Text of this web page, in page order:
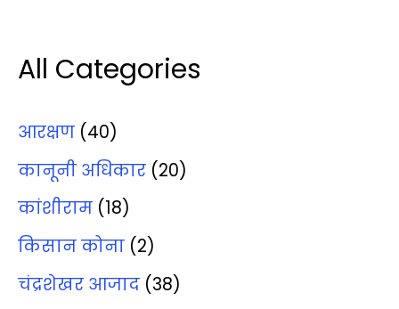
All Categories
आरक्षण (40)
कानूनी अधिकार (20)
कांशीराम (18)
किसान कोना (2)
चंद्रशेखर आजाद (38)